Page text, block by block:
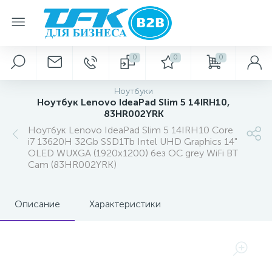
0 0 0
Ноутбуки
Ноутбук Lenovo IdeaPad Slim 5 14IRH10,
83HR002YRK
Ноутбук Lenovo IdeaPad Slim 5 14IRH10 Core
i7 13620H 32Gb SSD1Tb Intel UHD Graphics 14"
OLED WUXGA (1920x1200) без ОС grey WiFi BT
Cam (83HR002YRK)
Описание Характеристики